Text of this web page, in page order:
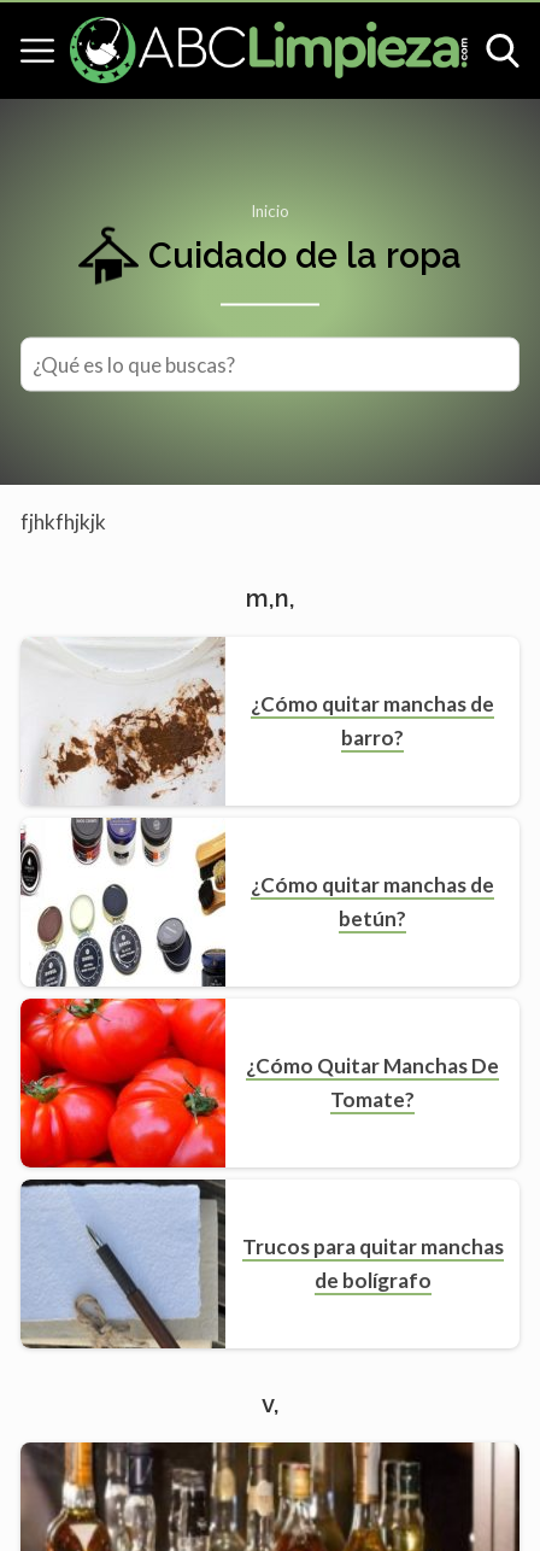
Inicio
Cuidado de la ropa
fjhkfhjkjk
m,n,
¿Cómo quitar manchas de
barro?
¿Cómo quitar manchas de
betún?
¿Cómo Quitar Manchas De
Tomate?
Trucos para quitar manchas
de bolígrafo
v,